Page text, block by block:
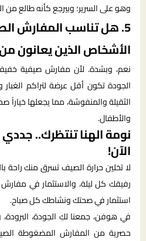
وهو على السرير؛ وبيرجع كأنه طالع من
5. هل تناسب المفارش
الأشخاص الذين يعانون
نعم، وبشدة. لأن مفارش صيفية
الجودة تكون أقل عرضة لتراكم
الثقيلة والمنفوشة، مما يجعلها خياراً
والأطفال.
نومة الهنا تنتظرك..
الآن!
لا تخلين حرارة الصيف تسرق منك
رفيقك كل ليلة، والاستثمار في
استثمار في صحتك ونشاطك كل صباح.
في هوفن، جمعنا لكِ الجودة،
حصرية من المفارش المضغوطة